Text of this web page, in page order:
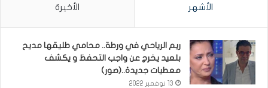
الأشهر الأخيرة
ريم الرياحي في ورطة.. محامي طليقها مديح
بلعيد يخرج عن واجب التحفظ و يكشف
معطيات جديدة..(صور)
13 نوفمبر 2022